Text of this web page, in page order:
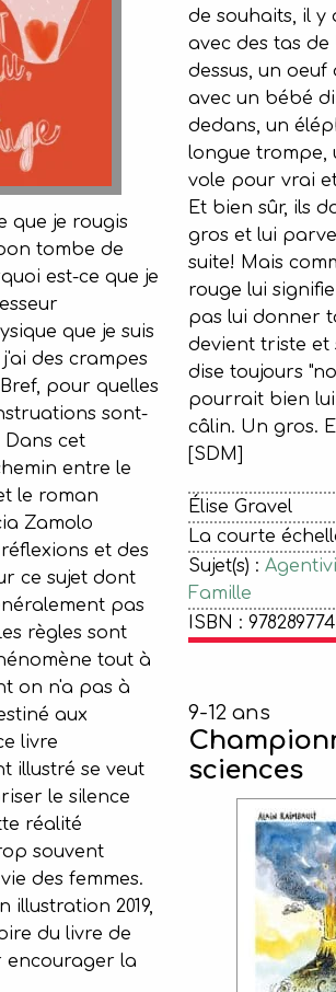
que je rougis
tombe de
est-ce que je
que je suis
des crampes
pour quelles
sont-
Dans cet
entre le
le roman
Zamolo
et des
ce sujet dont
pas
règles sont
tout à
on n'a pas à
aux
livre
illustré se veut
le silence
réalité
souvent
des femmes.
illustration 2019,
du livre de
la
de souhaits, il y
avec des tas
dessus, un oeuf
avec un bébé
dedans, un
longue trompe,
vole pour vrai
Et bien sûr, ils
gros et lui
suite! Mais
rouge lui
pas lui donner
devient triste et
dise toujours
pourrait bien
câlin. Un gros.
[SDM]
Élise Gravel
La courte
Sujet(s) :
Famille
ISBN :
9-12 ans
sciences